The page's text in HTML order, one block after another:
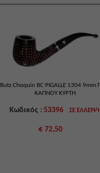
Butz Choquin BC PIGALLE 1304 9mm
ΚΑΠΝΟΥ ΚΥΡΤΗ
Κωδικός : 53396ΣΕ
€ 72,50